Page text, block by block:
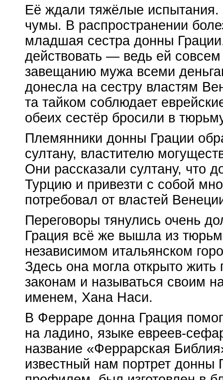
Её ждали тяжёлые
чумы. В распространении
младшая сестра донны
действовать — ведь ей
завещанию мужа всеми
донесла на сестру властям
та тайком соблюдает
обеих сестёр бросили в
Племянники донны Грации
султану, властителю
Они рассказали султану, что
Турцию и привезти с собой
потребовал от властей
Переговоры тянулись очень
Грация всё же вышла из
независимом итальянском
Здесь она могла открыто жить
законам и называться своим
именем, Хана Наси.
В Ферраре донна Грация
на ладино, языке евреев-
название «Феррарская
известный нам портрет донны